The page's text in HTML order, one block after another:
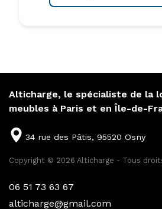
Alticharge, le spécialiste de la
meubles à Paris et en Île-de-
34 rue des Pâtis, 95520 Osny
Copyright © 2026 Alticharge - Tous
06 51 73 63 67
alticharge@gmail.com